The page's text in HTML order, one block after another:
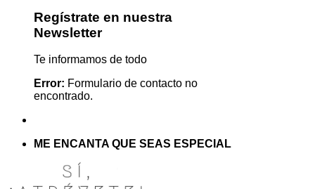
Regístrate en nuestra
Newsletter
Te informamos de todo
Error: Formulario de contacto no
encontrado.
ME ENCANTA QUE SEAS ESPECIAL